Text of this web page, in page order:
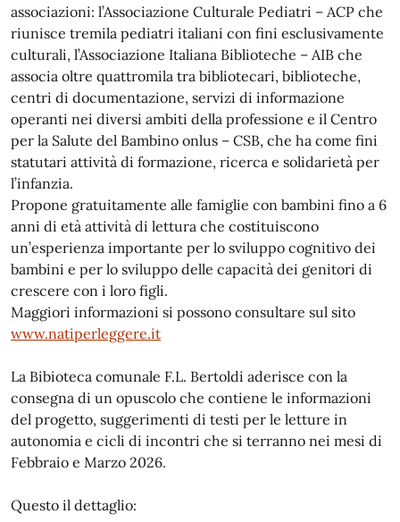
associazioni: l’Associazione Culturale Pediatri – ACP che
riunisce tremila pediatri italiani con fini esclusivamente
culturali, l’Associazione Italiana Biblioteche – AIB che
associa oltre quattromila tra bibliotecari, biblioteche,
centri di documentazione, servizi di informazione
operanti nei diversi ambiti della professione e il Centro
per la Salute del Bambino onlus – CSB, che ha come fini
statutari attività di formazione, ricerca e solidarietà per
l’infanzia.
Propone gratuitamente alle famiglie con bambini fino a 6
anni di età attività di lettura che costituiscono
un’esperienza importante per lo sviluppo cognitivo dei
bambini e per lo sviluppo delle capacità dei genitori di
crescere con i loro figli.
Maggiori informazioni si possono consultare sul sito
www.natiperleggere.it
La Bibioteca comunale F.L. Bertoldi aderisce con la
consegna di un opuscolo che contiene le informazioni
del progetto, suggerimenti di testi per le letture in
autonomia e cicli di incontri che si terranno nei mesi di
Febbraio e Marzo 2026.
Questo il dettaglio: